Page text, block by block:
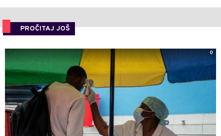
PROČITAJ JOŠ
0